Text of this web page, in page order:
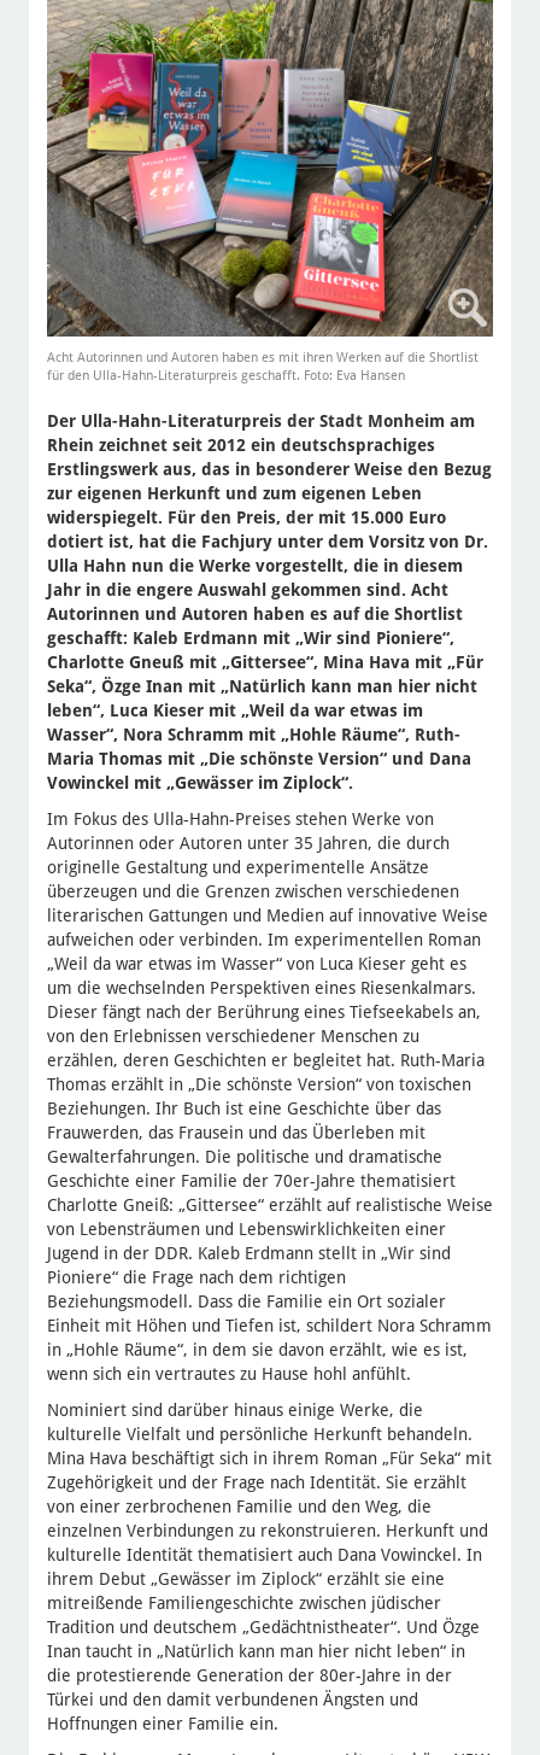
Acht Autorinnen und Autoren haben es mit ihren Werken auf die Shortlist
für den Ulla-Hahn-Literaturpreis geschafft. Foto: Eva Hansen
Der Ulla-Hahn-Literaturpreis der Stadt Monheim am
Rhein zeichnet seit 2012 ein deutschsprachiges
Erstlingswerk aus, das in besonderer Weise den Bezug
zur eigenen Herkunft und zum eigenen Leben
widerspiegelt. Für den Preis, der mit 15.000 Euro
dotiert ist, hat die Fachjury unter dem Vorsitz von Dr.
Ulla Hahn nun die Werke vorgestellt, die in diesem
Jahr in die engere Auswahl gekommen sind. Acht
Autorinnen und Autoren haben es auf die Shortlist
geschafft: Kaleb Erdmann mit „Wir sind Pioniere“,
Charlotte Gneuß mit „Gittersee“, Mina Hava mit „Für
Seka“, Özge Inan mit „Natürlich kann man hier nicht
leben“, Luca Kieser mit „Weil da war etwas im
Wasser“, Nora Schramm mit „Hohle Räume“, Ruth-
Maria Thomas mit „Die schönste Version“ und Dana
Vowinckel mit „Gewässer im Ziplock“.
Im Fokus des Ulla-Hahn-Preises stehen Werke von
Autorinnen oder Autoren unter 35 Jahren, die durch
originelle Gestaltung und experimentelle Ansätze
überzeugen und die Grenzen zwischen verschiedenen
literarischen Gattungen und Medien auf innovative Weise
aufweichen oder verbinden. Im experimentellen Roman
„Weil da war etwas im Wasser“ von Luca Kieser geht es
um die wechselnden Perspektiven eines Riesenkalmars.
Dieser fängt nach der Berührung eines Tiefseekabels an,
von den Erlebnissen verschiedener Menschen zu
erzählen, deren Geschichten er begleitet hat. Ruth-Maria
Thomas erzählt in „Die schönste Version“ von toxischen
Beziehungen. Ihr Buch ist eine Geschichte über das
Frauwerden, das Frausein und das Überleben mit
Gewalterfahrungen. Die politische und dramatische
Geschichte einer Familie der 70er-Jahre thematisiert
Charlotte Gneiß: „Gittersee“ erzählt auf realistische Weise
von Lebensträumen und Lebenswirklichkeiten einer
Jugend in der DDR. Kaleb Erdmann stellt in „Wir sind
Pioniere“ die Frage nach dem richtigen
Beziehungsmodell. Dass die Familie ein Ort sozialer
Einheit mit Höhen und Tiefen ist, schildert Nora Schramm
in „Hohle Räume“, in dem sie davon erzählt, wie es ist,
wenn sich ein vertrautes zu Hause hohl anfühlt.
Nominiert sind darüber hinaus einige Werke, die
kulturelle Vielfalt und persönliche Herkunft behandeln.
Mina Hava beschäftigt sich in ihrem Roman „Für Seka“ mit
Zugehörigkeit und der Frage nach Identität. Sie erzählt
von einer zerbrochenen Familie und den Weg, die
einzelnen Verbindungen zu rekonstruieren. Herkunft und
kulturelle Identität thematisiert auch Dana Vowinckel. In
ihrem Debut „Gewässer im Ziplock“ erzählt sie eine
mitreißende Familiengeschichte zwischen jüdischer
Tradition und deutschem „Gedächtnistheater“. Und Özge
Inan taucht in „Natürlich kann man hier nicht leben“ in
die protestierende Generation der 80er-Jahre in der
Türkei und den damit verbundenen Ängsten und
Hoffnungen einer Familie ein.